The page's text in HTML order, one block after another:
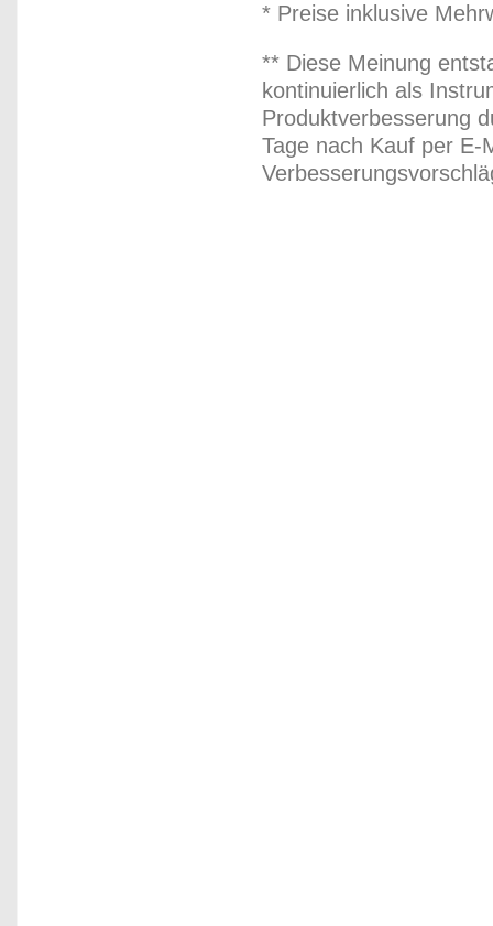
* Preise inklusive
** Diese Meinung
kontinuierlich als
Produktverbesserung
Tage nach Kauf per E-